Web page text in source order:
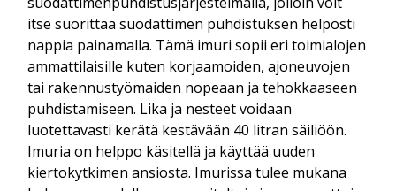
itse suorittaa suodattimen puhdistuksen helposti
nappia painamalla. Tämä imuri sopii eri toimialojen
ammattilaisille kuten korjaamoiden, ajoneuvojen
tai rakennustyömaiden nopeaan ja tehokkaaseen
puhdistamiseen. Lika ja nesteet voidaan
luotettavasti kerätä kestävään 40 litran säiliöön.
Imuria on helppo käsitellä ja käyttää uuden
kiertokytkimen ansiosta. Imurissa tulee mukana